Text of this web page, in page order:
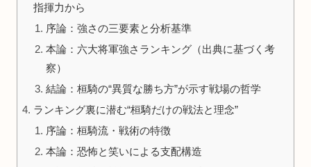
指揮力から
序論：強さの三要素と分析基準
本論：六大将軍強さランキング（出典に基づく考
察）
結論：桓騎の“異質な勝ち方”が示す戦場の哲学
ランキング裏に潜む“桓騎だけの戦法と理念”
序論：桓騎流・戦術の特徴
本論：恐怖と笑いによる支配構造